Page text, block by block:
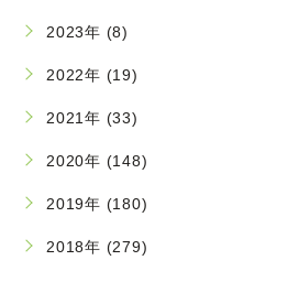
2023年 (8)
2022年 (19)
2021年 (33)
2020年 (148)
2019年 (180)
2018年 (279)